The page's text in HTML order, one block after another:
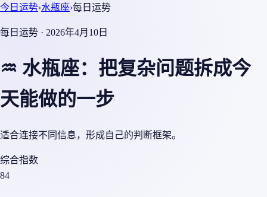
今日运势›水瓶座›每日运势
每日运势 · 2026年4月10日
♒ 水瓶座：把复杂问题拆成今
天能做的一步
适合连接不同信息，形成自己的判断框架。
综合指数
84